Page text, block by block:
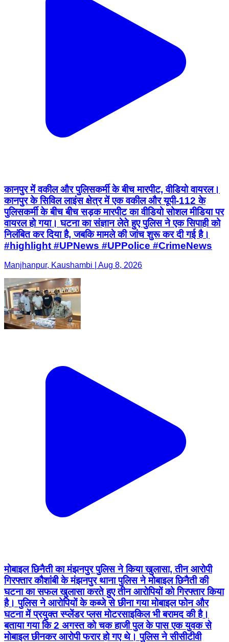
कानपुर में वकील और पुलिसकर्मी के बीच मारपीट, वीडियो वायरल।
कानपुर के सिविल लाइंस क्षेत्र में एक वकील और यूपी-112 के
पुलिसकर्मी के बीच बीच सड़क मारपीट का वीडियो सोशल मीडिया पर
वायरल हो गया। घटना का संज्ञान लेते हुए पुलिस ने एक सिपाही को
निलंबित कर दिया है, जबकि मामले की जांच शुरू कर दी गई है।
#highlight #UPNews #UPPolice #CrimeNews
Manjhanpur, Kaushambi | Aug 8, 2026
मोबाइल छिनैती का मंझनपुर पुलिस ने किया खुलासा, तीन आरोपी
गिरफ्तार कौशांबी के मंझनपुर थाना पुलिस ने मोबाइल छिनैती की
घटना का सफल खुलासा करते हुए तीन आरोपियों को गिरफ्तार किया
है। पुलिस ने आरोपियों के कब्जे से छीना गया मोबाइल फोन और
घटना में प्रयुक्त स्प्लेंडर प्लस मोटरसाइकिल भी बरामद की है।
बताया गया कि 2 अगस्त को चक हाजी पुल के पास एक युवक से
मोबाइल छीनकर आरोपी फरार हो गए थे। पुलिस ने सीसीटीवी